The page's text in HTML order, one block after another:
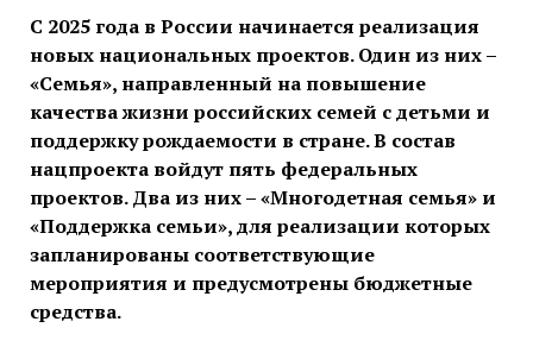
С 2025 года в России начинается реализация
новых национальных проектов. Один из них –
«Семья», направленный на повышение
качества жизни российских семей с детьми и
поддержку рождаемости в стране. В состав
нацпроекта войдут пять федеральных
проектов. Два из них – «Многодетная семья» и
«Поддержка семьи», для реализации которых
запланированы соответствующие
мероприятия и предусмотрены бюджетные
средства.